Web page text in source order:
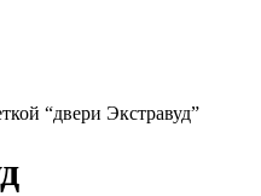
“двери Экстравуд”